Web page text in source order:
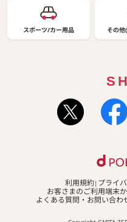
スポーツ/カー用品 その
利用規約 プライ
お客さまのご利用端末
よくある質問・お問い合わ